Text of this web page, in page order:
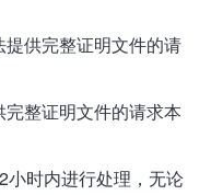
供完整证明文件的请
整证明文件的请求本
小时内进行处理，无论